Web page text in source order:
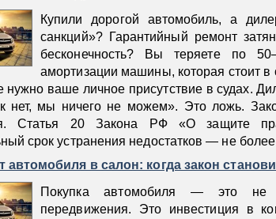
Купили дорогой автомобиль, а
санкций»? Гарантийный ремонт
бесконечность? Вы теряете по
амортизации машины, которая стоит
нужно ваше личное присутствие в судах.
нет, мы ничего не можем». Это ложь.
Статья 20 Закона РФ «О защите
срок устранения недостатков — не
автомобиля в салон: когда закон
Покупка автомобиля — это не
передвижения. Это инвестиция в